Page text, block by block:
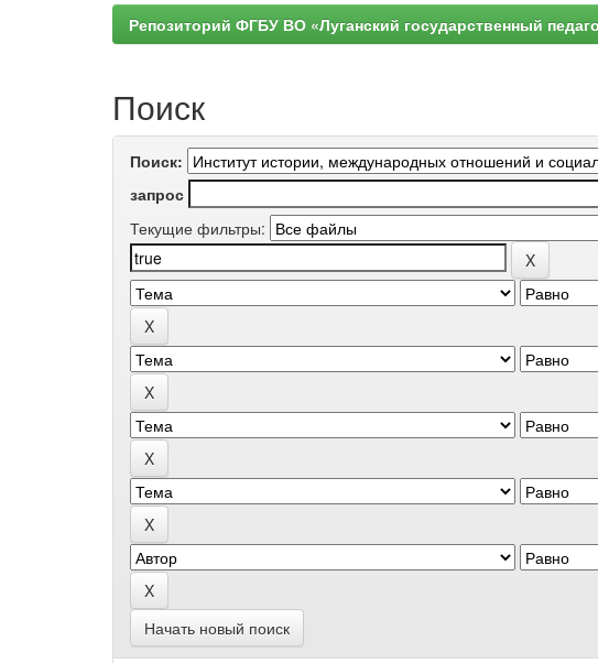
Репозиторий ФГБУ ВО «Луганский государственный
Поиск
Поиск:
запрос
Текущие фильтры:
Начать новый поиск